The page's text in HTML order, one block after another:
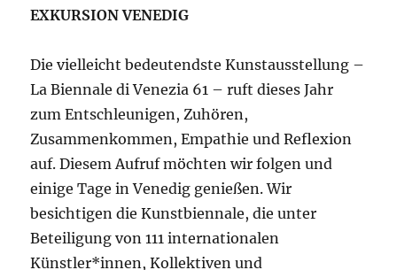
EXKURSION VENEDIG
Die vielleicht bedeutendste Kunstausstellung –
La Biennale di Venezia 61 – ruft dieses Jahr
zum Entschleunigen, Zuhören,
Zusammenkommen, Empathie und Reflexion
auf. Diesem Aufruf möchten wir folgen und
einige Tage in Venedig genießen. Wir
besichtigen die Kunstbiennale, die unter
Beteiligung von 111 internationalen
Künstler*innen, Kollektiven und